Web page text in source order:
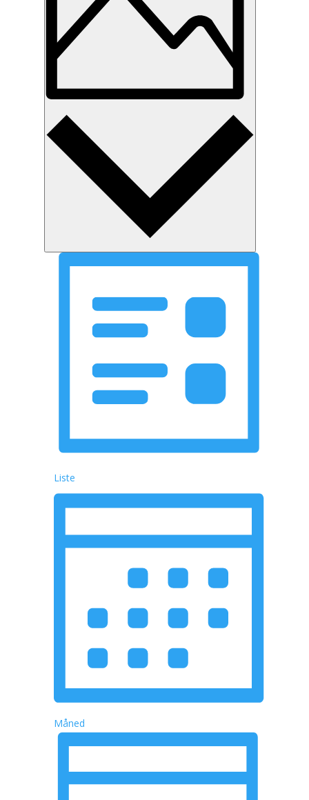
Liste
Måned